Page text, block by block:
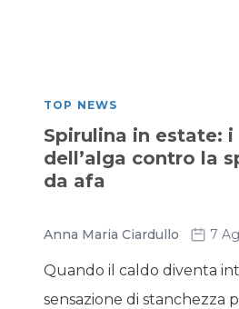
TOP NEWS
Spirulina in estate:
dell’alga contro la
da afa
Anna Maria Ciardullo 7
Quando il caldo diventa
sensazione di stanchezza